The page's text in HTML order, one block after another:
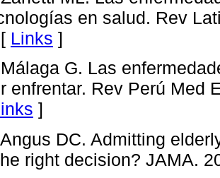
en salud. Rev
Links ]
G. Las
enfrentar. Rev Perú Med
]
DC. Admitting
right decision? JAMA.